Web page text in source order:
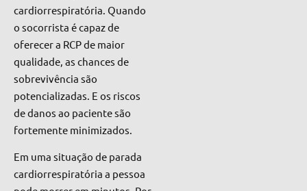
cardiorrespiratória. Quando
o socorrista é capaz de
oferecer a RCP de maior
qualidade, as chances de
sobrevivência são
potencializadas. E os riscos
de danos ao paciente são
fortemente minimizados.
Em uma situação de parada
cardiorrespiratória a pessoa